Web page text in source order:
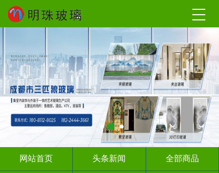
网站首页 头条新闻 全部商品